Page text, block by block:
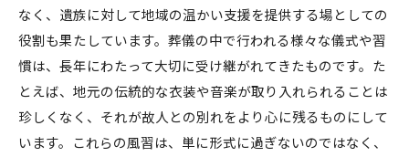
なく、遺族に対して地域の温かい支援を提供する場としての
役割も果たしています。葬儀の中で行われる様々な儀式や習
慣は、長年にわたって大切に受け継がれてきたものです。た
とえば、地元の伝統的な衣装や音楽が取り入れられることは
珍しくなく、それが故人との別れをより心に残るものにして
います。これらの風習は、単に形式に過ぎないのではなく、